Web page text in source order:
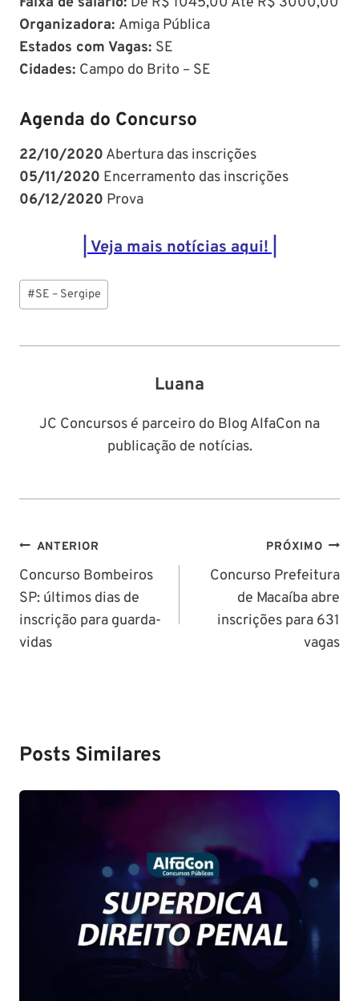
Organizadora: Amiga Pública
Estados com Vagas: SE
Cidades: Campo do Brito – SE
Agenda do Concurso
22/10/2020 Abertura das inscrições
05/11/2020 Encerramento das inscrições
06/12/2020 Prova
| Veja mais notícias aqui! |
Tags
do
#SE – Sergipe
Luana
JC Concursos é parceiro do Blog AlfaCon na
publicação de notícias.
Navegação
de
Post
ANTERIOR
Concurso Bombeiros
SP: últimos dias de
inscrição para guarda-
vidas
PRÓXIMO
Concurso Prefeitura
de Macaíba abre
inscrições para 631
vagas
Posts Similares